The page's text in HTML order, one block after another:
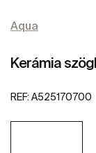
Aqua
Kerámia
REF: A525170700